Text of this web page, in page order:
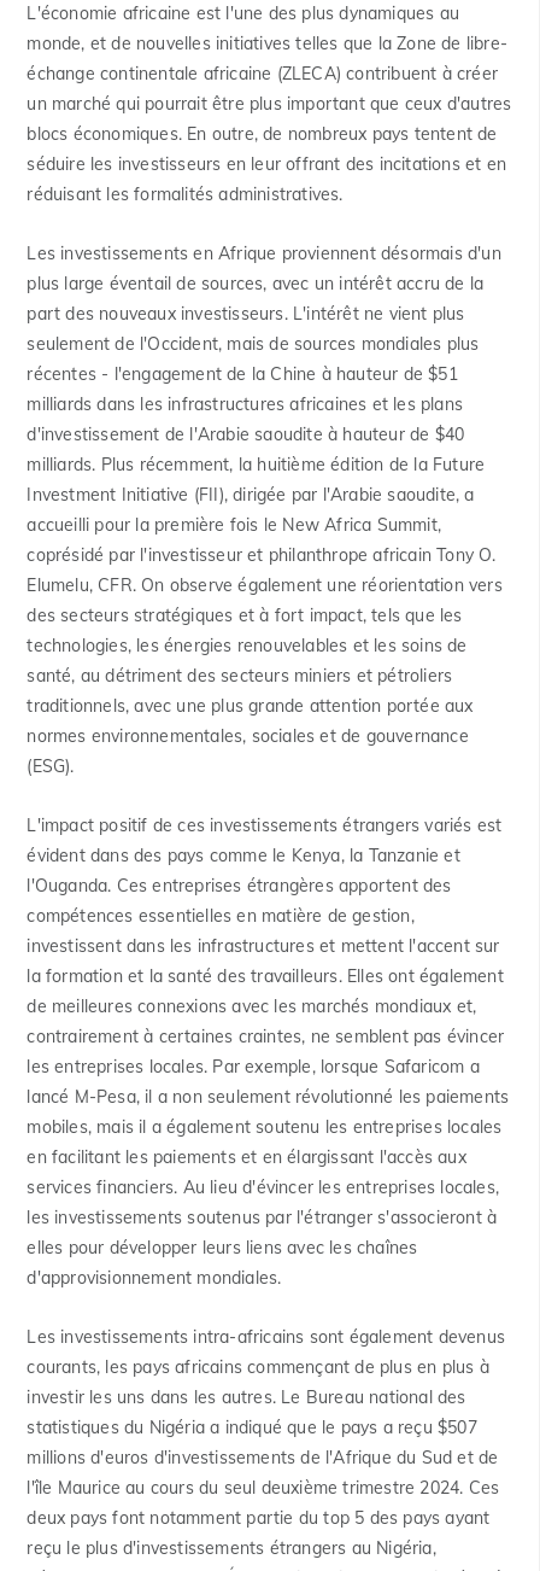
L'économie africaine est l'une des plus dynamiques au
monde, et de nouvelles initiatives telles que la Zone de libre-
échange continentale africaine (ZLECA) contribuent à créer
un marché qui pourrait être plus important que ceux d'autres
blocs économiques. En outre, de nombreux pays tentent de
séduire les investisseurs en leur offrant des incitations et en
réduisant les formalités administratives.
Les investissements en Afrique proviennent désormais d'un
plus large éventail de sources, avec un intérêt accru de la
part des nouveaux investisseurs. L'intérêt ne vient plus
seulement de l'Occident, mais de sources mondiales plus
récentes - l'engagement de la Chine à hauteur de $51
milliards dans les infrastructures africaines et les plans
d'investissement de l'Arabie saoudite à hauteur de $40
milliards. Plus récemment, la huitième édition de la Future
Investment Initiative (FII), dirigée par l'Arabie saoudite, a
accueilli pour la première fois le New Africa Summit,
coprésidé par l'investisseur et philanthrope africain Tony O.
Elumelu, CFR. On observe également une réorientation vers
des secteurs stratégiques et à fort impact, tels que les
technologies, les énergies renouvelables et les soins de
santé, au détriment des secteurs miniers et pétroliers
traditionnels, avec une plus grande attention portée aux
normes environnementales, sociales et de gouvernance
(ESG).
L'impact positif de ces investissements étrangers variés est
évident dans des pays comme le Kenya, la Tanzanie et
l'Ouganda. Ces entreprises étrangères apportent des
compétences essentielles en matière de gestion,
investissent dans les infrastructures et mettent l'accent sur
la formation et la santé des travailleurs. Elles ont également
de meilleures connexions avec les marchés mondiaux et,
contrairement à certaines craintes, ne semblent pas évincer
les entreprises locales. Par exemple, lorsque Safaricom a
lancé M-Pesa, il a non seulement révolutionné les paiements
mobiles, mais il a également soutenu les entreprises locales
en facilitant les paiements et en élargissant l'accès aux
services financiers. Au lieu d'évincer les entreprises locales,
les investissements soutenus par l'étranger s'associeront à
elles pour développer leurs liens avec les chaînes
d'approvisionnement mondiales.
Les investissements intra-africains sont également devenus
courants, les pays africains commençant de plus en plus à
investir les uns dans les autres. Le Bureau national des
statistiques du Nigéria a indiqué que le pays a reçu $507
millions d'euros d'investissements de l'Afrique du Sud et de
l'île Maurice au cours du seul deuxième trimestre 2024. Ces
deux pays font notamment partie du top 5 des pays ayant
reçu le plus d'investissements étrangers au Nigéria,